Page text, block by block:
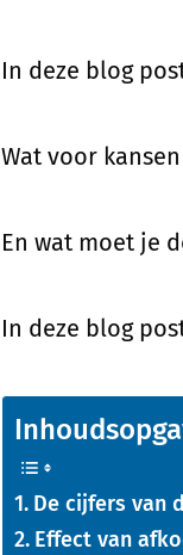
In deze blog
Wat voor
En wat moet je
In deze blog
De cijfers van
Effect van